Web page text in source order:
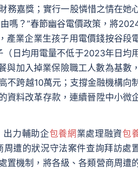
務嘉獎；實行一股憐惜之情在她
嗎？”春節幽谷電價政策，將
產業企業生孩子用電價錢按谷段
日均用電量不低于2023年日均
與加入掉業保險職工人數為基數
不跨越10萬元；支撐金融機構向
資料改革存款，連續晉陞中小微
力輔助企包養網業處理融資包
周遭的狀況守法案件查詢拜訪處
置機制，將各級、各類營商周遭